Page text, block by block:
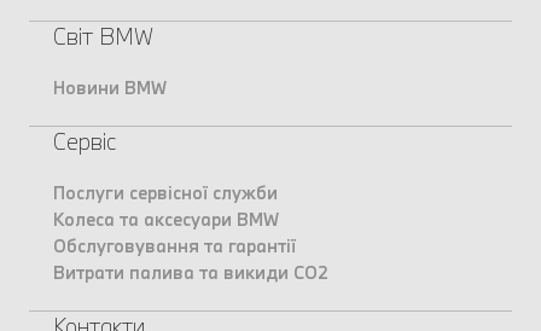
Світ BMW
Новини BMW
Сервіс
Послуги сервісної служби
Колеса та аксесуари BMW
Обслуговування та гарантії
Витрати палива та викиди CO2